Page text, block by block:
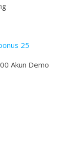
25
Akun Demo